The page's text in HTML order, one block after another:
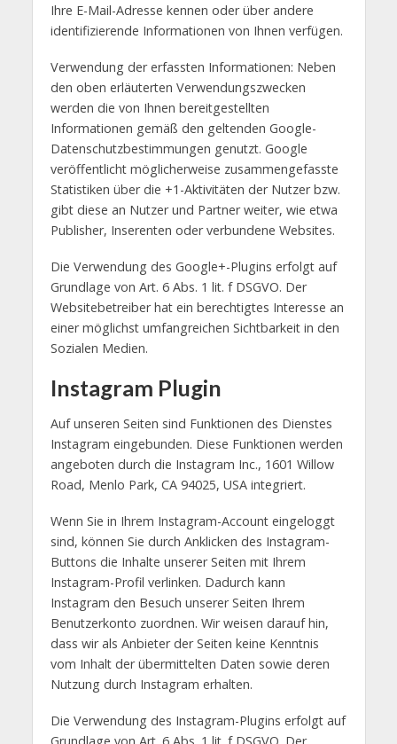
Ihre E-Mail-Adresse kennen oder über andere
identifizierende Informationen von Ihnen verfügen.
Verwendung der erfassten Informationen: Neben
den oben erläuterten Verwendungszwecken
werden die von Ihnen bereitgestellten
Informationen gemäß den geltenden Google-
Datenschutzbestimmungen genutzt. Google
veröffentlicht möglicherweise zusammengefasste
Statistiken über die +1-Aktivitäten der Nutzer bzw.
gibt diese an Nutzer und Partner weiter, wie etwa
Publisher, Inserenten oder verbundene Websites.
Die Verwendung des Google+-Plugins erfolgt auf
Grundlage von Art. 6 Abs. 1 lit. f DSGVO. Der
Websitebetreiber hat ein berechtigtes Interesse an
einer möglichst umfangreichen Sichtbarkeit in den
Sozialen Medien.
Instagram Plugin
Auf unseren Seiten sind Funktionen des Dienstes
Instagram eingebunden. Diese Funktionen werden
angeboten durch die Instagram Inc., 1601 Willow
Road, Menlo Park, CA 94025, USA integriert.
Wenn Sie in Ihrem Instagram-Account eingeloggt
sind, können Sie durch Anklicken des Instagram-
Buttons die Inhalte unserer Seiten mit Ihrem
Instagram-Profil verlinken. Dadurch kann
Instagram den Besuch unserer Seiten Ihrem
Benutzerkonto zuordnen. Wir weisen darauf hin,
dass wir als Anbieter der Seiten keine Kenntnis
vom Inhalt der übermittelten Daten sowie deren
Nutzung durch Instagram erhalten.
Die Verwendung des Instagram-Plugins erfolgt auf